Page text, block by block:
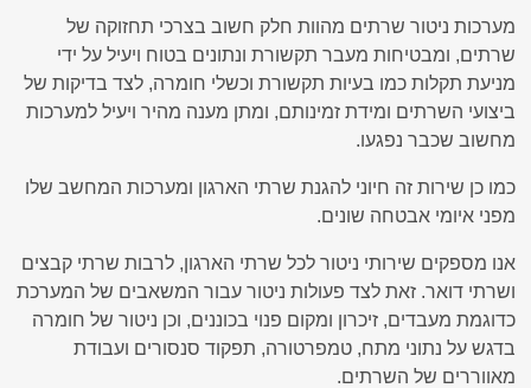
מערכות ניטור שרתים מהוות חלק חשוב בצרכי תחזוקה של
שרתים, ומבטיחות מעבר תקשורת ונתונים בטוח ויעיל על ידי
מניעת תקלות כמו בעיות תקשורת וכשלי חומרה, לצד בדיקות של
ביצועי השרתים ומידת זמינותם, ומתן מענה מהיר ויעיל למערכות
מחשוב שכבר נפגעו.
כמו כן שירות זה חיוני להגנת שרתי הארגון ומערכות המחשב שלו
מפני איומי אבטחה שונים.
אנו מספקים שירותי ניטור לכל שרתי הארגון, לרבות שרתי קבצים
ושרתי דואר. זאת לצד פעולות ניטור עבור המשאבים של המערכת
כדוגמת מעבדים, זיכרון ומקום פנוי בכוננים, וכן ניטור של חומרה
בדגש על נתוני מתח, טמפרטורה, תפקוד סנסורים ועבודת
מאווררים של השרתים.